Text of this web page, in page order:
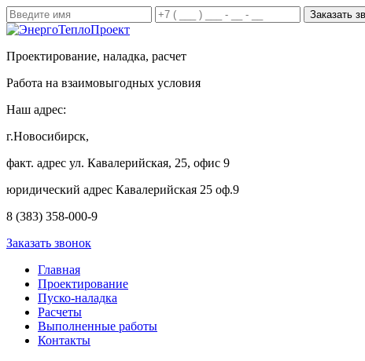
Проектирование, наладка, расчет
Работа на взаимовыгодных условия
Наш адрес:
г.Новосибирск,
факт. адрес ул. Кавалерийская, 25, офис 9
юридический адрес Кавалерийская 25 оф.9
8 (383) 358-000-9
Заказать звонок
Главная
Проектирование
Пуско-наладка
Расчеты
Выполненные работы
Контакты